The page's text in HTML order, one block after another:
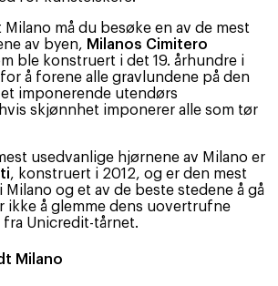
må du besøke en av de mest
av byen, Milanos Cimitero
ble konstruert i det 19. århundre i
å forene alle gravlundene på den
imponerende utendørs
skjønnhet imponerer alle som tør
usedvanlige hjørnene av Milano er
, konstruert i 2012, og er den mest
Milano og et av de beste stedene å gå
ikke å glemme dens uovertrufne
Unicredit-tårnet.
Milano